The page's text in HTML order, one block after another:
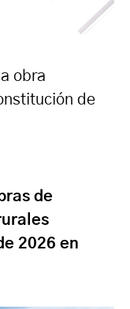
obra
de
de
2026 en